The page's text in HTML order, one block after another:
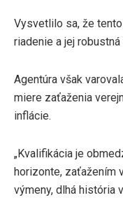
Vysvetlilo sa, že
riadenie a jej
Agentúra však
miere zaťaženia
inflácie.
„Kvalifikácia je
horizonte, zaťažením
výmeny, dlhá história